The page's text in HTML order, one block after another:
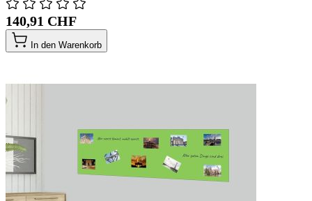
140,91 CHF
In den Warenkorb